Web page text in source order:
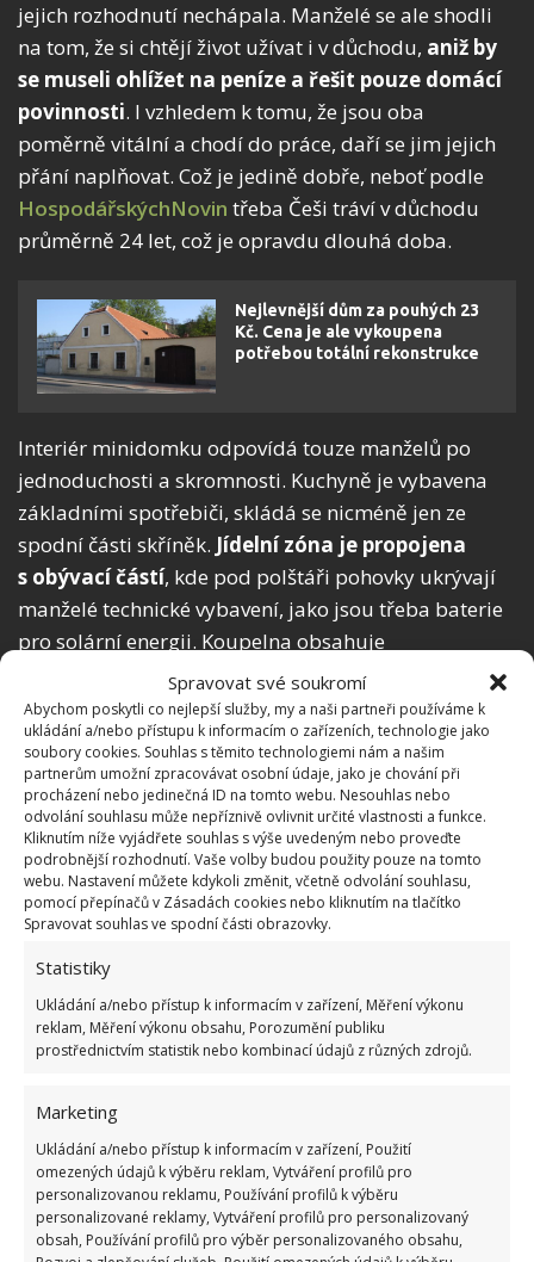
Spravovat své soukromí
Abychom poskytli co nejlepší služby, my a naši partneři používáme k
ukládání a/nebo přístupu k informacím o zařízeních, technologie jako
soubory cookies. Souhlas s těmito technologiemi nám a našim
partnerům umožní zpracovávat osobní údaje, jako je chování při
procházení nebo jedinečná ID na tomto webu. Nesouhlas nebo
odvolání souhlasu může nepříznivě ovlivnit určité vlastnosti a funkce.
Kliknutím níže vyjádřete souhlas s výše uvedeným nebo proveďte
podrobnější rozhodnutí. Vaše volby budou použity pouze na tomto
webu. Nastavení můžete kdykoli změnit, včetně odvolání souhlasu,
pomocí přepínačů v Zásadách cookies nebo kliknutím na tlačítko
Spravovat souhlas ve spodní části obrazovky.
Statistiky
Ukládání a/nebo přístup k informacím v zařízení, Měření výkonu
reklam, Měření výkonu obsahu, Porozumění publiku
prostřednictvím statistik nebo kombinací údajů z různých zdrojů.
Marketing
Ukládání a/nebo přístup k informacím v zařízení, Použití
omezených údajů k výběru reklam, Vytváření profilů pro
personalizovanou reklamu, Používání profilů k výběru
personalizované reklamy, Vytváření profilů pro personalizovaný
obsah, Používání profilů pro výběr personalizovaného obsahu,
jejich rozhodnutí nechápala. Manželé se ale shodli
na tom, že si chtějí život užívat i v důchodu, aniž by
se museli ohlížet na peníze a řešit pouze domácí
povinnosti. I vzhledem k tomu, že jsou oba
poměrně vitální a chodí do práce, daří se jim jejich
přání naplňovat. Což je jedině dobře, neboť podle
HospodářskýchNovin třeba Češi tráví v důchodu
průměrně 24 let, což je opravdu dlouhá doba.
Nejlevnější dům za pouhých 23
Kč. Cena je ale vykoupena
potřebou totální rekonstrukce
Interiér minidomku odpovídá touze manželů po
jednoduchosti a skromnosti. Kuchyně je vybavena
základními spotřebiči, skládá se nicméně jen ze
spodní části skříněk. Jídelní zóna je propojena
s obývací částí, kde pod polštáři pohovky ukrývají
manželé technické vybavení, jako jsou třeba baterie
pro solární energii. Koupelna obsahuje
kompostovací toaletu a sprchový kout. Nad oběma
konci tiny house jsou patra, v jednom z nich manželé
spí.